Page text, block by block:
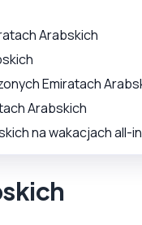
Arabskich
Emiratach
Arabskich
na wakacjach all-